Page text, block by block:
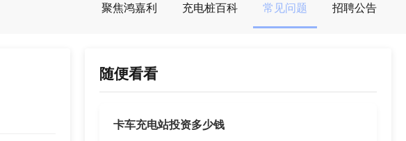
聚焦鸿嘉利 充电桩百科 常见问题 招聘公告
随便看看
卡车充电站投资多少钱